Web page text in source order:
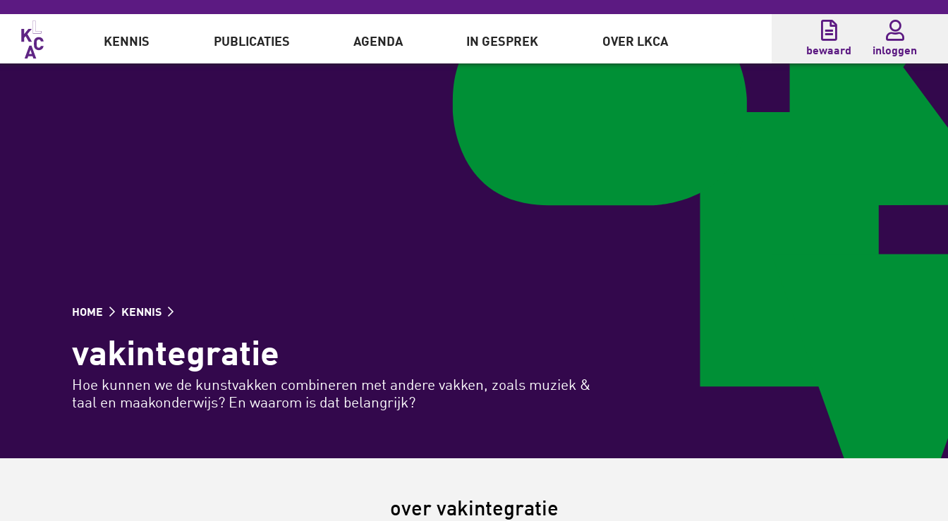
Overslaan en naar de inhoud gaan
KENNIS PUBLICATIES AGENDA IN GESPREK OVER LKCA
bewaard inloggen
HOME KENNIS
vakintegratie
Hoe kunnen we de kunstvakken combineren met andere vakken, zoals muziek &
taal en maakonderwijs? En waarom is dat belangrijk?
over vakintegratie